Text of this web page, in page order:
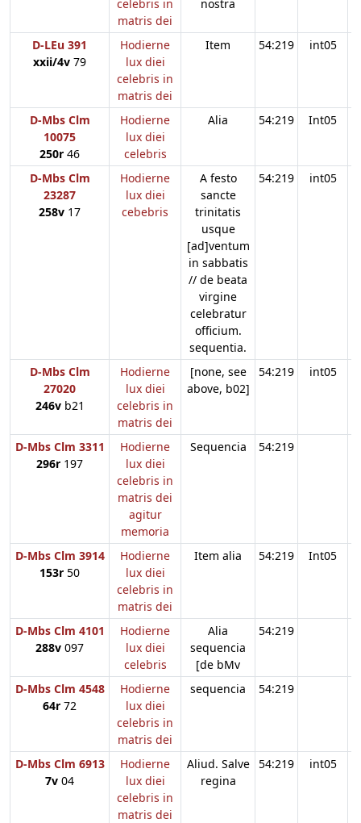
celebris in
matris dei
nostra
D-LEu 391
xxii/4v 79
Hodierne
lux diei
celebris in
matris dei
Item 54:219 int05
D-Mbs Clm
10075
250r 46
Hodierne
lux diei
celebris
Alia 54:219 Int05
D-Mbs Clm
23287
258v 17
Hodierne
lux diei
cebebris
A festo
sancte
trinitatis
usque
[ad]ventum
in sabbatis
// de beata
virgine
celebratur
officium.
sequentia.
54:219 int05
D-Mbs Clm
27020
246vb21
Hodierne
lux diei
celebris in
matris dei
[none, see
above, b02]
54:219 int05
D-Mbs Clm 3311
296r 197
Hodierne
lux diei
celebris in
matris dei
agitur
memoria
Sequencia 54:219
D-Mbs Clm 3914
153r 50
Hodierne
lux diei
celebris in
matris dei
Item alia 54:219 Int05
D-Mbs Clm 4101
288v 097
Hodierne
lux diei
celebris
Alia
sequencia
[de bMv
54:219
D-Mbs Clm 4548
64r 72
Hodierne
lux diei
celebris in
matris dei
sequencia 54:219
D-Mbs Clm 6913
7v 04
Hodierne
lux diei
celebris in
matris dei
Aliud. Salve
regina
54:219 int05